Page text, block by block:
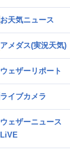
お天気ニュース
アメダス(実況天気)
ウェザーリポート
ライブカメラ
ウェザーニュース
LiVE